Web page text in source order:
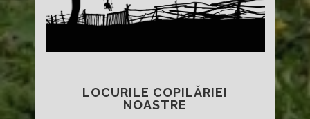
LOCURILE COPILĂRIEI
NOASTRE